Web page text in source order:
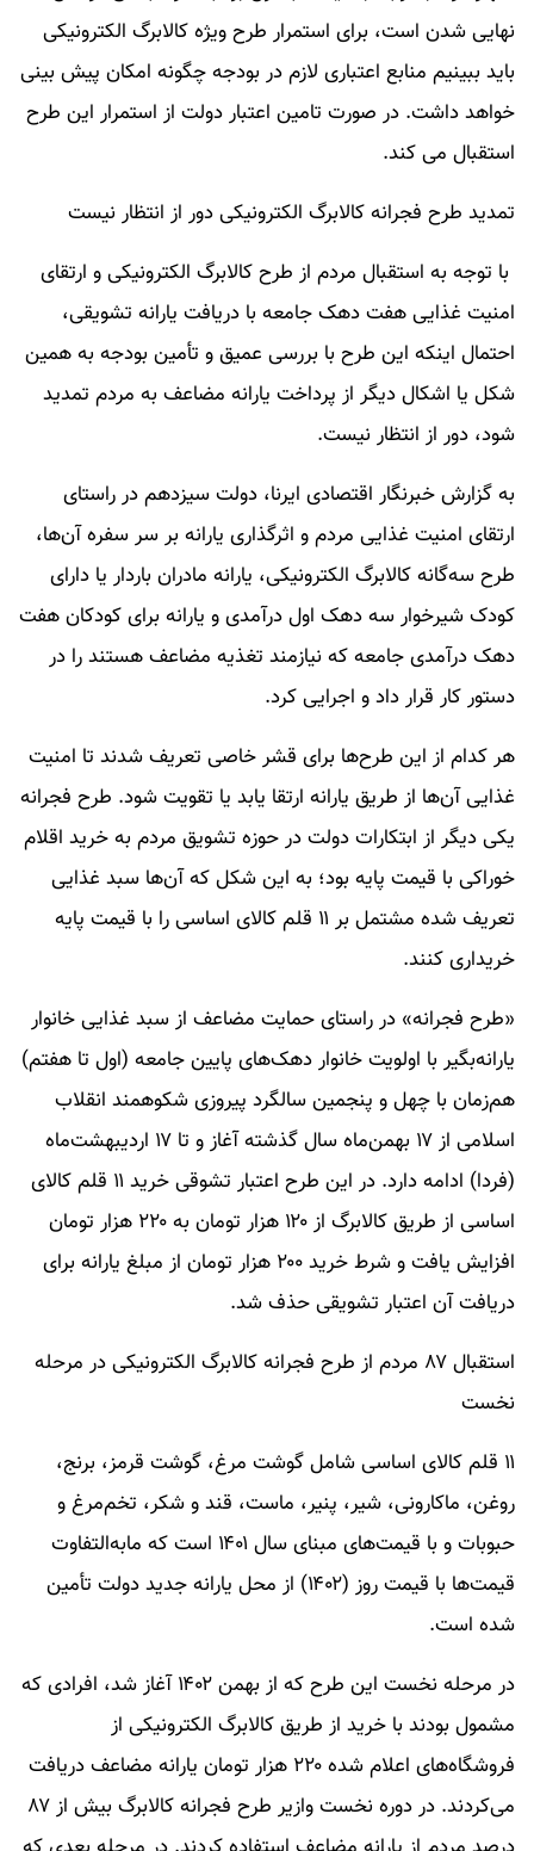
نهایی شدن است، برای استمرار طرح ویژه کالابرگ الکترونیکی
باید ببینیم منابع اعتباری لازم در بودجه چگونه امکان پیش بینی
خواهد داشت. در صورت تامین اعتبار دولت از استمرار این طرح
استقبال می کند.
تمدید طرح فجرانه کالابرگ الکترونیکی دور از انتظار نیست
با توجه به استقبال مردم از طرح کالابرگ الکترونیکی و ارتقای
امنیت غذایی هفت دهک جامعه با دریافت یارانه تشویقی،
احتمال اینکه این طرح با بررسی عمیق و تأمین بودجه به همین
شکل یا اشکال دیگر از پرداخت یارانه مضاعف به مردم تمدید
شود، دور از انتظار نیست.
به گزارش خبرنگار اقتصادی ایرنا، دولت سیزدهم در راستای
ارتقای امنیت غذایی مردم و اثرگذاری یارانه بر سر سفره آن‌ها،
طرح سه‌گانه کالابرگ الکترونیکی، یارانه مادران باردار یا دارای
کودک شیرخوار سه دهک اول درآمدی و یارانه برای کودکان هفت
دهک درآمدی جامعه که نیازمند تغذیه مضاعف هستند را در
دستور کار قرار داد و اجرایی کرد.
هر کدام از این طرح‌ها برای قشر خاصی تعریف شدند تا امنیت
غذایی آن‌ها از طریق یارانه ارتقا یابد یا تقویت شود. طرح فجرانه
یکی دیگر از ابتکارات دولت در حوزه تشویق مردم به خرید اقلام
خوراکی با قیمت پایه بود؛ به این شکل که آن‌ها سبد غذایی
تعریف شده مشتمل بر ۱۱ قلم کالای اساسی را با قیمت پایه
خریداری کنند.
«طرح فجرانه» در راستای حمایت مضاعف از سبد غذایی خانوار
یارانه‌بگیر با اولویت خانوار دهک‌های پایین جامعه (اول تا هفتم)
هم‌زمان با چهل و پنجمین سالگرد پیروزی شکوهمند انقلاب
اسلامی از ۱۷ بهمن‌ماه سال گذشته آغاز و تا ۱۷ اردیبهشت‌ماه
(فردا) ادامه دارد. در این طرح اعتبار تشوقی خرید ۱۱ قلم کالای
اساسی از طریق کالابرگ از ۱۲۰ هزار تومان به ۲۲۰ هزار تومان
افزایش یافت و شرط خرید ۲۰۰ هزار تومان از مبلغ یارانه برای
دریافت آن اعتبار تشویقی حذف شد.
استقبال ۸۷ مردم از طرح فجرانه کالابرگ الکترونیکی در مرحله
نخست
۱۱ قلم کالای اساسی شامل گوشت مرغ، گوشت قرمز، برنج،
روغن، ماکارونی، شیر، پنیر، ماست، قند و شکر، تخم‌مرغ و
حبوبات و با قیمت‌های مبنای سال ۱۴۰۱ است که مابه‌التفاوت
قیمت‌ها با قیمت روز (۱۴۰۲) از محل یارانه جدید دولت تأمین
شده است.
در مرحله نخست این طرح که از بهمن ۱۴۰۲ آغاز شد، افرادی که
مشمول بودند با خرید از طریق کالابرگ الکترونیکی از
فروشگاه‌های اعلام شده ۲۲۰ هزار تومان یارانه مضاعف دریافت
می‌کردند. در دوره نخست وازیر طرح فجرانه کالابرگ بیش از ۸۷